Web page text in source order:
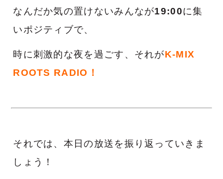
なんだか気の置けないみんなが19:00に集
いポジティブで、
時に刺激的な夜を過ごす、それがK-MIX
ROOTS RADIO！
それでは、本日の放送を振り返っていきま
しょう！